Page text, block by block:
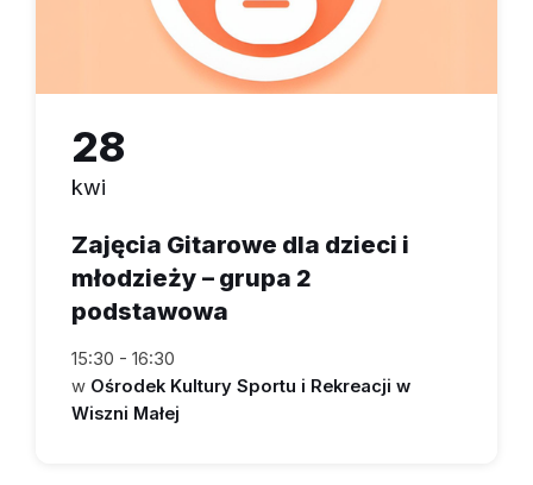
28
kwi
Zajęcia Gitarowe dla dzieci i
młodzieży – grupa 2
podstawowa
15:30 - 16:30
w Ośrodek Kultury Sportu i Rekreacji w
Wiszni Małej